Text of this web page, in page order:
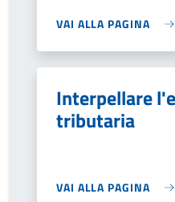
VAI ALLA PAGINA
Interpellare
tributaria
VAI ALLA PAGINA